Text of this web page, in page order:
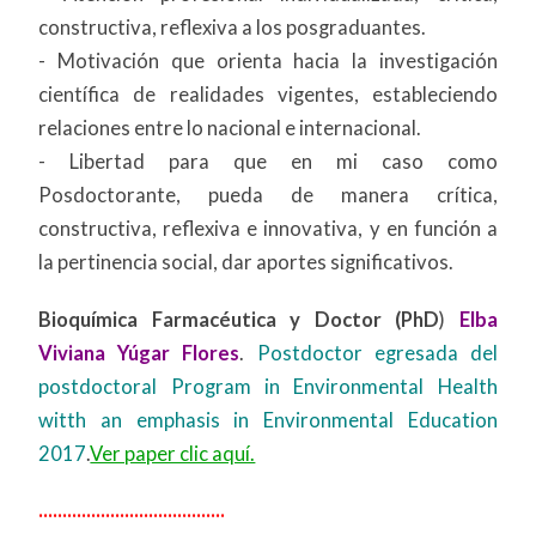
constructiva, reflexiva a los posgraduantes.
- Motivación que orienta hacia la investigación
científica de realidades vigentes, estableciendo
relaciones entre lo nacional e internacional.
- Libertad para que en mi caso como
Posdoctorante, pueda de manera crítica,
constructiva, reflexiva e innovativa, y en función a
la pertinencia social, dar aportes significativos.
Bioquímica Farmacéutica y Doctor (PhD) Elba
Viviana Yúgar Flores.
Postdoctor egresada del
postdoctoral Program in Environmental Health
witth an emphasis in Environmental Education
2017.Ver paper clic aquí.
.......................................